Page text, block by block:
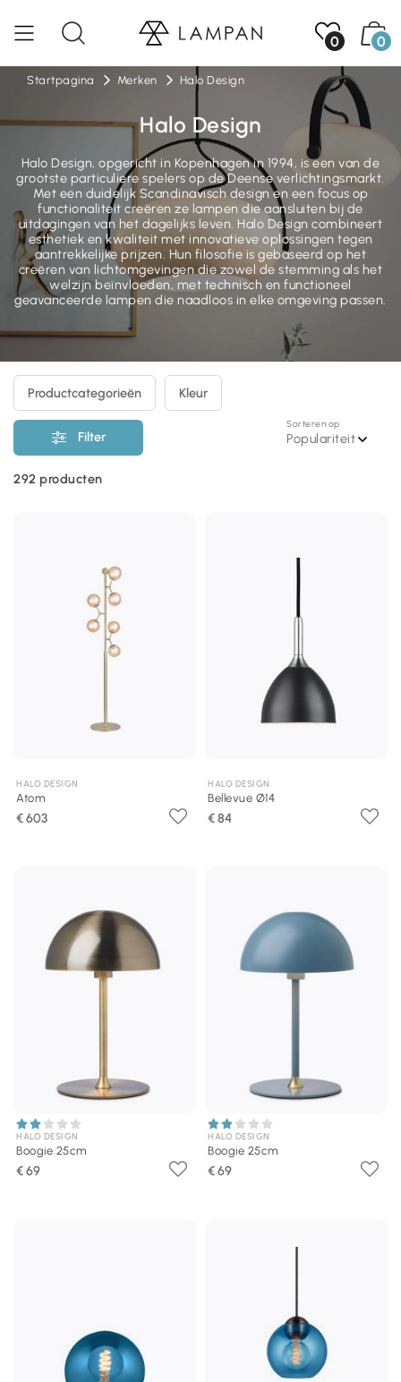
0 0
Startpagina Merken Halo Design
Halo Design
Halo Design, opgericht in Kopenhagen in 1994, is een van de
grootste particuliere spelers op de Deense verlichtingsmarkt.
Met een duidelijk Scandinavisch design en een focus op
functionaliteit creëren ze lampen die aansluiten bij de
uitdagingen van het dagelijks leven. Halo Design combineert
esthetiek en kwaliteit met innovatieve oplossingen tegen
aantrekkelijke prijzen. Hun filosofie is gebaseerd op het
creëren van lichtomgevingen die zowel de stemming als het
welzijn beïnvloeden, met technisch en functioneel
geavanceerde lampen die naadloos in elke omgeving passen.
Filter
Productcategorieën Kleur
Sorteren op
Populariteit
292 producten
HALO DESIGN
Atom
€ 603
HALO DESIGN
Bellevue Ø14
€ 84
HALO DESIGN
Boogie 25cm
€ 69
HALO DESIGN
Boogie 25cm
€ 69